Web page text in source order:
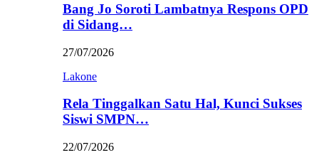
Bang Jo Soroti Lambatnya Respons OPD
di Sidang…
27/07/2026
Lakone
Rela Tinggalkan Satu Hal, Kunci Sukses
Siswi SMPN…
22/07/2026